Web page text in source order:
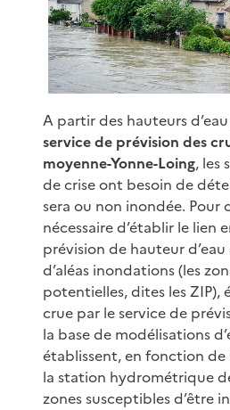
A partir des hauteurs
service de prévision des
moyenne-Yonne-Loing, les
de crise ont besoin de
sera ou non inondée. Pour
nécessaire d’établir le lien
prévision de hauteur
d’aléas inondations (les
potentielles, dites les ZIP),
crue par le service de
la base de modélisations
établissent, en fonction de
la station hydrométrique
zones susceptibles d’être